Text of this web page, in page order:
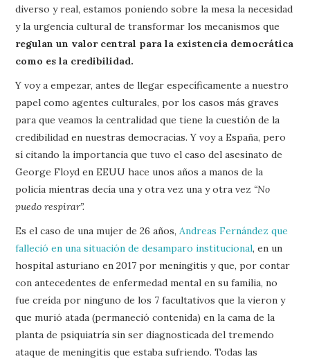
diverso y real, estamos poniendo sobre la mesa la necesidad
y la urgencia cultural de transformar los mecanismos que
regulan un valor central para la existencia democrática
como es la credibilidad.
Y voy a empezar, antes de llegar específicamente a nuestro
papel como agentes culturales, por los casos más graves
para que veamos la centralidad que tiene la cuestión de la
credibilidad en nuestras democracias. Y voy a España, pero
sí citando la importancia que tuvo el caso del asesinato de
George Floyd en EEUU hace unos años a manos de la
policía mientras decía una y otra vez una y otra vez “No
puedo respirar”.
Es el caso de una mujer de 26 años, Andreas Fernández que
falleció en una situación de desamparo institucional, en un
hospital asturiano en 2017 por meningitis y que, por contar
con antecedentes de enfermedad mental en su familia, no
fue creída por ninguno de los 7 facultativos que la vieron y
que murió atada (permaneció contenida) en la cama de la
planta de psiquiatría sin ser diagnosticada del tremendo
ataque de meningitis que estaba sufriendo. Todas las